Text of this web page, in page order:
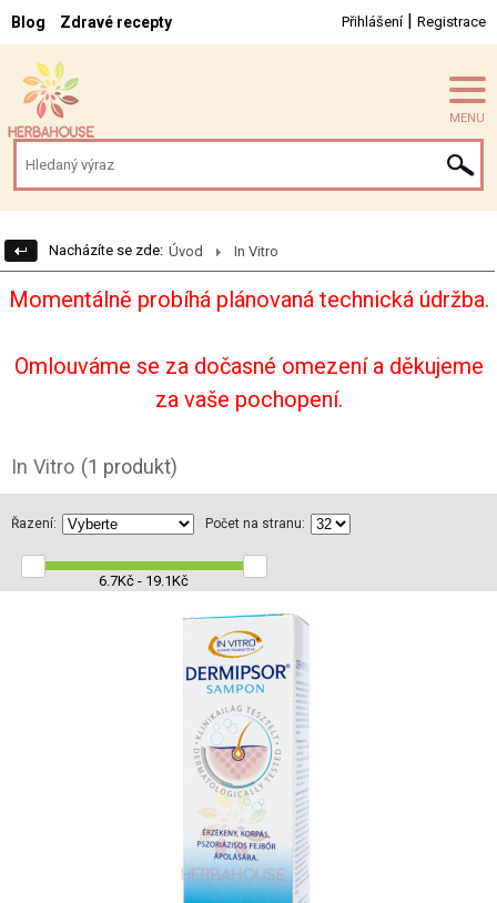
Blog Zdravé recepty Přihlášení| Registrace
MENU
Nacházíte se zde: Úvod In Vitro
Momentálně probíhá plánovaná technická údržba.
Omlouváme se za dočasné omezení a děkujeme
za vaše pochopení.
In Vitro (1 produkt)
Řazení: Počet na stranu:
6.7Kč - 19.1Kč